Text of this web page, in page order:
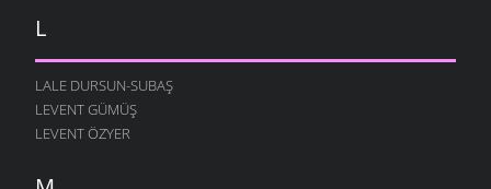
L
LALE DURSUN-SUBAŞ
LEVENT GÜMÜŞ
LEVENT ÖZYER